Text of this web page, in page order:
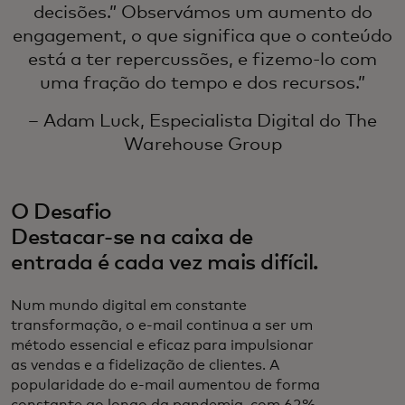
decisões.” Observámos um aumento do
engagement, o que significa que o conteúdo
está a ter repercussões, e fizemo-lo com
uma fração do tempo e dos recursos.”
– Adam Luck, Especialista Digital do The
Warehouse Group
O Desafio
Destacar-se na caixa de
entrada é cada vez mais difícil.
Num mundo digital em constante
transformação, o e-mail continua a ser um
método essencial e eficaz para impulsionar
as vendas e a fidelização de clientes. A
popularidade do e-mail aumentou de forma